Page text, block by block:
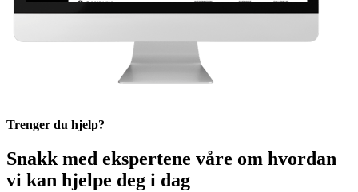
Trenger du hjelp?
Snakk med ekspertene våre om hvordan
vi kan hjelpe deg i dag